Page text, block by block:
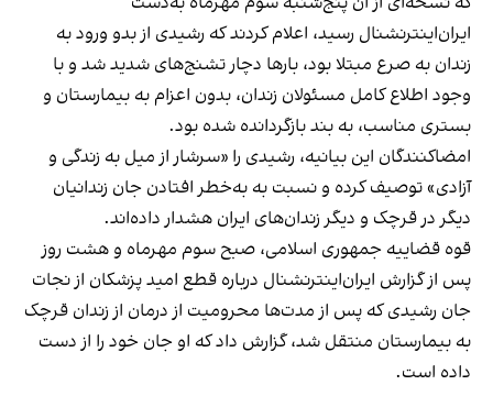
ایران‌اینترنشنال رسید، اعلام کردند که رشیدی از بدو ورود به
زندان به صرع مبتلا بود، بارها دچار تشنج‌های شدید شد و با
وجود اطلاع کامل مسئولان زندان، بدون اعزام به بیمارستان و
بستری مناسب، به بند بازگردانده شده بود.
امضاکنندگان این بیانیه، رشیدی را «سرشار از میل به زندگی و
آزادی» توصیف کرده و نسبت به به‌خطر افتادن جان زندانیان
دیگر در قرچک و دیگر زندان‌های ایران هشدار داده‌اند.
قوه قضاییه جمهوری اسلامی، صبح سوم مهرماه و هشت روز
پس از گزارش ایران‌اینترنشنال درباره قطع امید پزشکان از نجات
جان رشیدی که پس از مدت‌ها محرومیت از درمان از زندان قرچک
به بیمارستان منتقل شد، گزارش داد که او جان خود را از دست
داده است.